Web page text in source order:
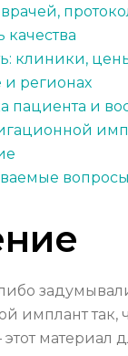
качества
клиники,
и регионах
пациента и
вопросы
имплант так,
материал